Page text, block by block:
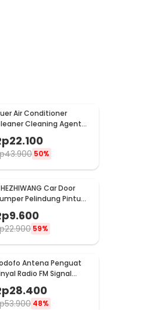
Air Conditioner
Cleaning Agent
- QUY1640
22.100
43.900 50%
Car Door
Pelindung Pintu
Mobil Anti Gores 8 PCS -
001
9.600
22.900 59%
Antena Penguat
Radio FM Signal
Amplifier untuk Mobil -
208
28.400
53.900 48%